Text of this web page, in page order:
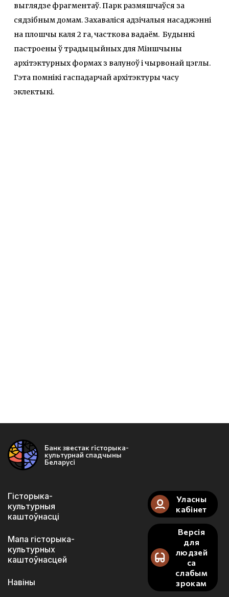
выглядзе фрагментаў. Парк размяшчаўся за
сядзібным домам. Захаваліся адзічалыя насаджэнні
на плошчы каля 2 га, часткова вадаём. Будынкі
пастроены ў традыцыйных для Міншчыны
архітэктурных формах з валуноў і чырвонай цэглы.
Гэта помнікі гаспадарчай архітэктуры часу
эклектыкі.
Банк звестак гісторыка-
культурнай спадчыны
Беларусі
Гісторыка-
культурныя
каштоўнасці
Мапа гісторыка-
культурных
каштоўнасцей
Навіны
Уласны
кабінет
Версія
для
людзей
са
слабым
зрокам